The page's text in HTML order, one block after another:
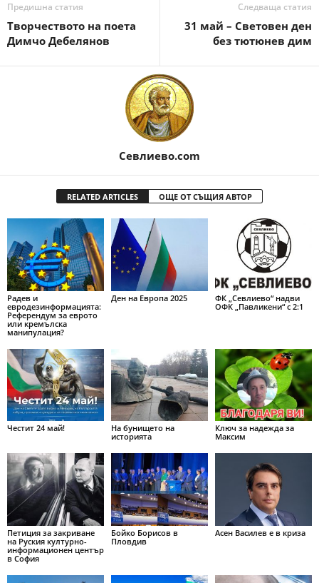
Предишна статия
Творчеството на поета
Димчо Дебелянов
Следваща статия
31 май – Световен ден
без тютюнев дим
Севлиево.com
RELATED ARTICLES ОЩЕ ОТ СЪЩИЯ АВТОР
Радев и
евродезинформацията:
Референдум за еврото
или кремълска
манипулация?
Ден на Европа 2025
ФК „Севлиево“ надви
ОФК „Павликени“ с 2:1
Честит 24 май!
На бунището на
историята
Ключ за надежда за
Максим
Петиция за закриване
на Руския културно-
информационен център
в София
Бойко Борисов в
Пловдив
Асен Василев е в криза